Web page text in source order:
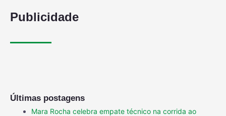
Publicidade
Últimas postagens
Mara Rocha celebra empate técnico na corrida ao